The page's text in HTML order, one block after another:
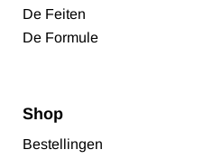
De Feiten
De Formule
Shop
Bestellingen